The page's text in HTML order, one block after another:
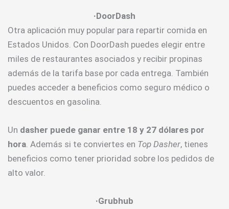
·DoorDash
Otra aplicación muy popular para repartir comida en
Estados Unidos. Con DoorDash puedes elegir entre
miles de restaurantes asociados y recibir propinas
además de la tarifa base por cada entrega. También
puedes acceder a beneficios como seguro médico o
descuentos en gasolina.
Un dasher puede ganar entre 18 y 27 dólares por
hora . Además si te conviertes en Top Dasher, tienes
beneficios como tener prioridad sobre los pedidos de
alto valor.
·Grubhub